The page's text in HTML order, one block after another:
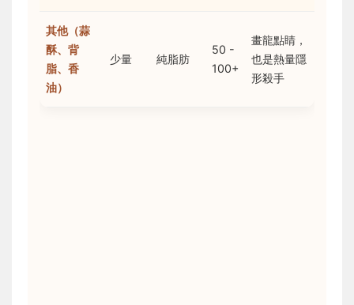
其他（蒜
酥、背
脂、香
油）
少量 純脂肪
50 -
100+
畫龍點睛，
也是熱量隱
形殺手